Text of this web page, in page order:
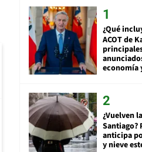
¿Qué
ACOT de
economía
¿Vuelven
Santiago?
anticipa
y nieve